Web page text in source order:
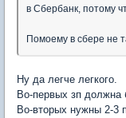
в Сбербанк, потому
Помоему в сбере не
Ну да легче легкого.
Во-первых зп должна
Во-вторых нужны 2-3